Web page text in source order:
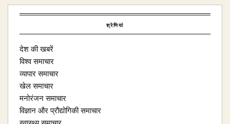
श्रेणियां
देश की खबरें
विश्व समाचार
व्यापार समाचार
खेल समाचार
मनोरंजन समाचार
विज्ञान और प्रौद्योगिकी समाचार